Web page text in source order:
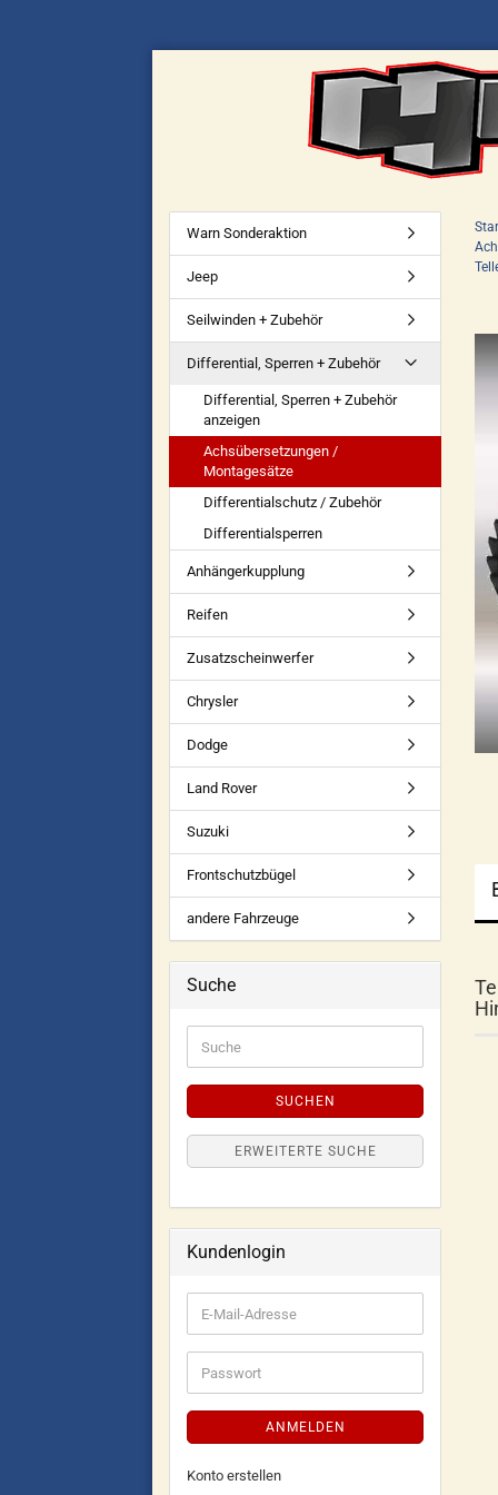
Warn Sonderaktion
Jeep
Seilwinden + Zubehör
Differential, Sperren + Zubehör
Differential, Sperren + Zubehör
anzeigen
Achsübersetzungen /
Montagesätze
Differentialschutz / Zubehör
Differentialsperren
Anhängerkupplung
Reifen
Zusatzscheinwerfer
Chrysler
Dodge
Land Rover
Suzuki
Frontschutzbügel
andere Fahrzeuge
Suche
SUCHEN
ERWEITERTE SUCHE
Kundenlogin
ANMELDEN
Konto erstellen